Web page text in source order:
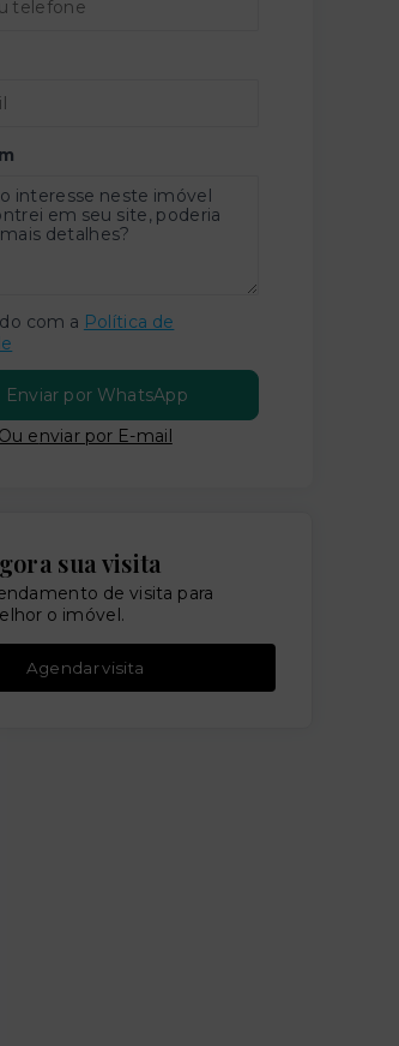
com a Política de
Enviar por WhatsApp
Ou enviar por E-mail
sua visita
de visita para
o imóvel.
Agendar visita